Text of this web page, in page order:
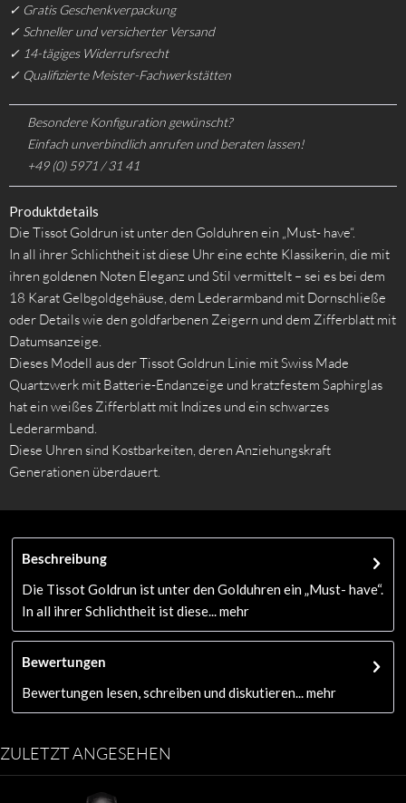
✓ Gratis Geschenkverpackung
✓ Schneller und versicherter Versand
✓ 14-tägiges Widerrufsrecht
✓ Qualifizierte Meister-Fachwerkstätten
Besondere Konfiguration gewünscht?
Einfach unverbindlich anrufen und beraten lassen!
+49 (0) 5971 / 31 41
Produktdetails
Die Tissot Goldrun ist unter den Golduhren ein „Must- have“.
In all ihrer Schlichtheit ist diese Uhr eine echte Klassikerin, die mit
ihren goldenen Noten Eleganz und Stil vermittelt – sei es bei dem
18 Karat Gelbgoldgehäuse, dem Lederarmband mit Dornschließe
oder Details wie den goldfarbenen Zeigern und dem Zifferblatt mit
Datumsanzeige.
Dieses Modell aus der Tissot Goldrun Linie mit Swiss Made
Quartzwerk mit Batterie-Endanzeige und kratzfestem Saphirglas
hat ein weißes Zifferblatt mit Indizes und ein schwarzes
Lederarmband.
Diese Uhren sind Kostbarkeiten, deren Anziehungskraft
Generationen überdauert.
Beschreibung
Die Tissot Goldrun ist unter den Golduhren ein „Must- have“.
In all ihrer Schlichtheit ist diese...
mehr
Bewertungen
Bewertungen lesen, schreiben und diskutieren...
mehr
ZULETZT ANGESEHEN